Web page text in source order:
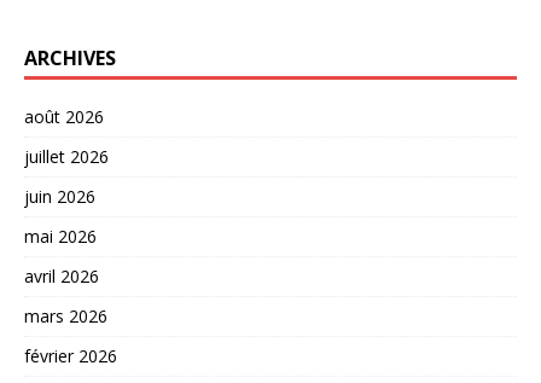
ARCHIVES
août 2026
juillet 2026
juin 2026
mai 2026
avril 2026
mars 2026
février 2026